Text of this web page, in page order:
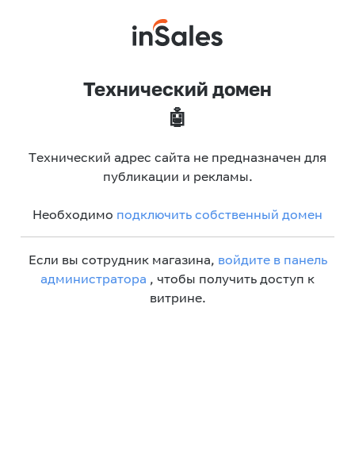
Технический домен
🤖
Технический адрес сайта не предназначен для
публикации и рекламы.
Необходимо подключить собственный домен
Если вы сотрудник магазина, войдите в панель
администратора , чтобы получить доступ к
витрине.